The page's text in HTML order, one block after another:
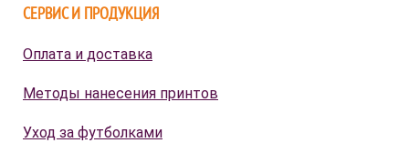
СЕРВИС И ПРОДУКЦИЯ
Оплата и доставка
Методы нанесения принтов
Уход за футболками